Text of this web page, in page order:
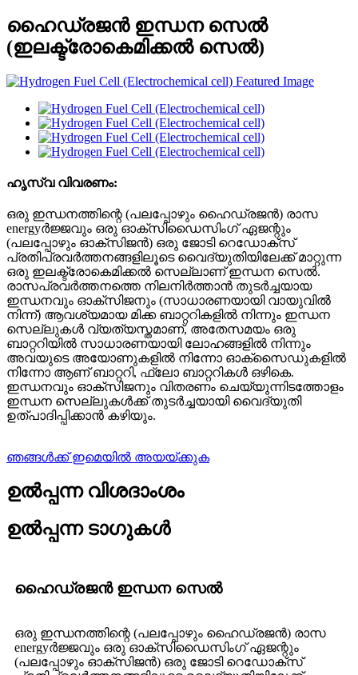
ഹൈഡ്രജൻ ഇന്ധന സെൽ
(ഇലക്ട്രോകെമിക്കൽ സെൽ)
ഹൃസ്വ വിവരണം:
ഒരു ഇന്ധനത്തിന്റെ (പലപ്പോഴും ഹൈഡ്രജൻ) രാസ
energyർജ്ജവും ഒരു ഓക്സിഡൈസിംഗ് ഏജന്റും
(പലപ്പോഴും ഓക്സിജൻ) ഒരു ജോടി റെഡോക്സ്
പ്രതിപ്രവർത്തനങ്ങളിലൂടെ വൈദ്യുതിയിലേക്ക് മാറ്റുന്ന
ഒരു ഇലക്ട്രോകെമിക്കൽ സെല്ലാണ് ഇന്ധന സെൽ.
രാസപ്രവർത്തനത്തെ നിലനിർത്താൻ തുടർച്ചയായ
ഇന്ധനവും ഓക്സിജനും (സാധാരണയായി വായുവിൽ
നിന്ന്) ആവശ്യമായ മിക്ക ബാറ്ററികളിൽ നിന്നും ഇന്ധന
സെല്ലുകൾ വ്യത്യസ്തമാണ്, അതേസമയം ഒരു
ബാറ്ററിയിൽ സാധാരണയായി ലോഹങ്ങളിൽ നിന്നും
അവയുടെ അയോണുകളിൽ നിന്നോ ഓക്സൈഡുകളിൽ
നിന്നോ ആണ് ബാറ്ററി, ഫ്ലോ ബാറ്ററികൾ ഒഴികെ.
ഇന്ധനവും ഓക്സിജനും വിതരണം ചെയ്യുന്നിടത്തോളം
ഇന്ധന സെല്ലുകൾക്ക് തുടർച്ചയായി വൈദ്യുതി
ഉത്പാദിപ്പിക്കാൻ കഴിയും.
ഞങ്ങൾക്ക് ഇമെയിൽ അയയ്ക്കുക
ഉൽപ്പന്ന വിശദാംശം
ഉൽപ്പന്ന ടാഗുകൾ
ഹൈഡ്രജൻ ഇന്ധന സെൽ
ഒരു ഇന്ധനത്തിന്റെ (പലപ്പോഴും ഹൈഡ്രജൻ) രാസ
energyർജ്ജവും ഒരു ഓക്സിഡൈസിംഗ് ഏജന്റും
(പലപ്പോഴും ഓക്സിജൻ) ഒരു ജോടി റെഡോക്സ്